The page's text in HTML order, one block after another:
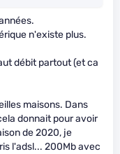
n'existe plus.
débit partout (et ca
maisons. Dans
donnait pour avoir
de 2020, je
l'adsl... 200Mb avec